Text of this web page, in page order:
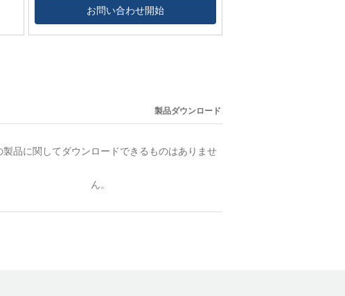
お問い合わせ開始
製品ダウンロード
製品に関してダウンロードできるものはありませ
ん。